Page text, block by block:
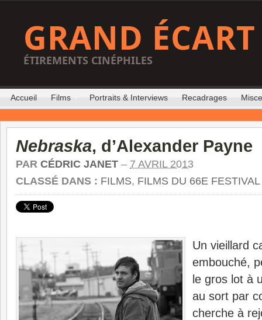
GRAND ÉCART
ÉTIREMENTS CINÉPHILES
Accueil Films Portraits & Interviews Recadrages
Nebraska, d’Alexander Payne
PAR CÉDRIC JANET – 7 AVRIL 2013
CLASSÉ DANS : FILMS, FILMS DU 66E
Un vieillard
embouché,
le gros lot à
au sort par
cherche à